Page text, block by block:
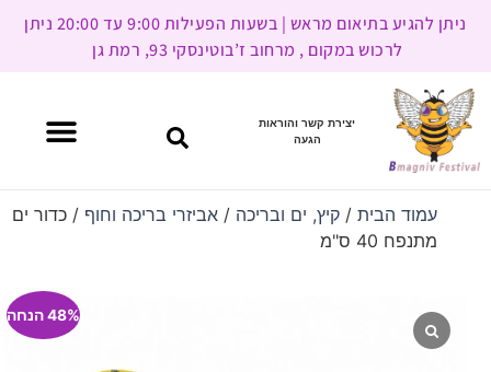
ניתן להגיע בתיאום מראש | בשעות הפעילות 9:00 עד 20:00 ניתן
לרכוש במקום , מרחוב ז’בוטינסקי 93, רמת גן
יצירת קשר והוראות
הגעה
עמוד הבית/ קיץ, ים ובריכה / אביזרי בריכה וחוף / כדור ים
מתנפח 40 ס"מ
48% הנחה